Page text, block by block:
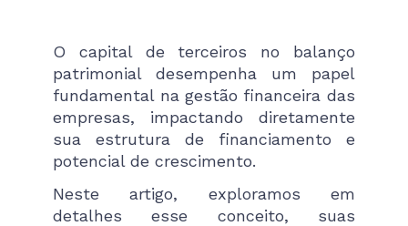
O capital de terceiros no balanço
patrimonial desempenha um papel
fundamental na gestão financeira das
empresas, impactando diretamente
sua estrutura de financiamento e
potencial de crescimento.
Neste artigo, exploramos em
detalhes esse conceito, suas